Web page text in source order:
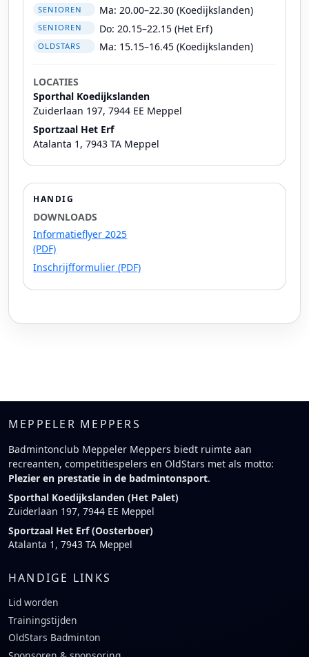
SENIOREN Ma: 20.00–22.30 (Koedijkslanden)
SENIOREN Do: 20.15–22.15 (Het Erf)
OLDSTARS Ma: 15.15–16.45 (Koedijkslanden)
LOCATIES
Sporthal Koedijkslanden
Zuiderlaan 197, 7944 EE Meppel
Sportzaal Het Erf
Atalanta 1, 7943 TA Meppel
HANDIG
DOWNLOADS
Informatieflyer 2025
(PDF)
Inschrijfformulier (PDF)
MEPPELER MEPPERS
Badmintonclub Meppeler Meppers biedt ruimte aan
recreanten, competitiespelers en OldStars met als motto:
Plezier en prestatie in de badmintonsport.
Sporthal Koedijkslanden (Het Palet)
Zuiderlaan 197, 7944 EE Meppel
Sportzaal Het Erf (Oosterboer)
Atalanta 1, 7943 TA Meppel
HANDIGE LINKS
Lid worden
Trainingstijden
OldStars Badminton